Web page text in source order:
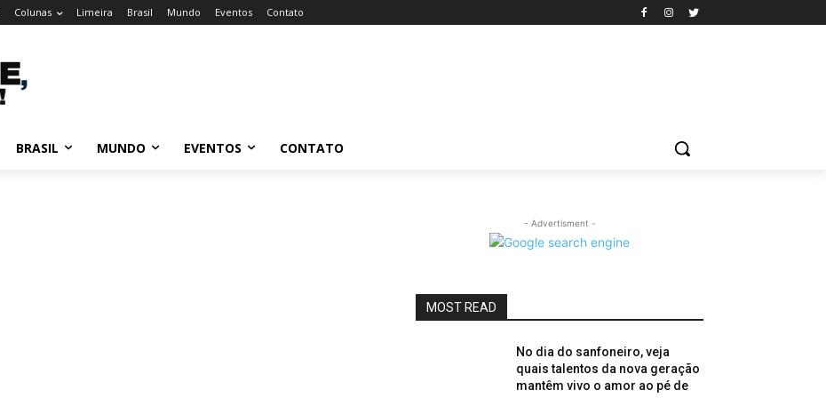
Colunas Limeira Brasil Mundo Eventos Contato
BRASIL MUNDO EVENTOS CONTATO
- Advertisment -
MOST READ
No dia do sanfoneiro, veja
quais talentos da nova geração
mantêm vivo o amor ao pé de